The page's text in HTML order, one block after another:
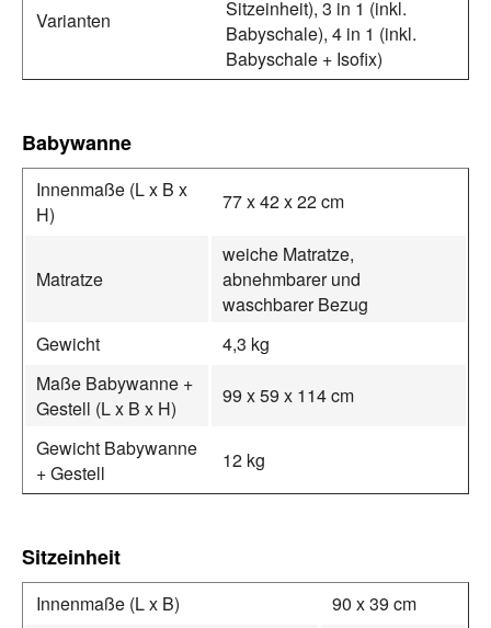
Varianten
Sitzeinheit), 3 in 1 (inkl.
Babyschale), 4 in 1 (inkl.
Babyschale + Isofix)
Babywanne
Innenmaße (L x B x
H)
77 x 42 x 22 cm
Matratze
weiche Matratze,
abnehmbarer und
waschbarer Bezug
Gewicht
4,3 kg
Maße Babywanne +
Gestell (L x B x H)
99 x 59 x 114 cm
Gewicht Babywanne
+ Gestell
12 kg
Sitzeinheit
Innenmaße (L x B)
90 x 39 cm